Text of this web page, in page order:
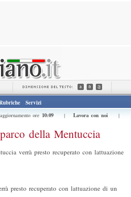
Servizi
ore 10:09 | Lavora con noi |
della Mentuccia
verrà presto recuperato con lattuazione
presto recuperato con lattuazione di un